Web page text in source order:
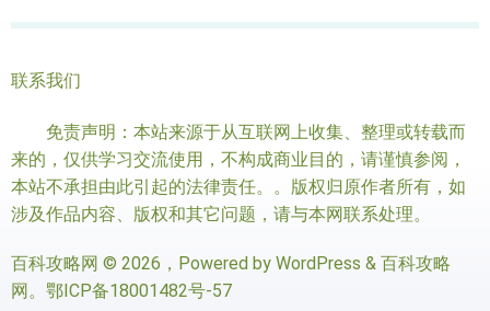
联系我们
免责声明：本站来源于从互联网上收集、整理或转载而
来的，仅供学习交流使用，不构成商业目的，请谨慎参阅，
本站不承担由此引起的法律责任。。版权归原作者所有，如
涉及作品内容、版权和其它问题，请与本网联系处理。
百科攻略网 © 2026，Powered by WordPress & 百科攻略
网。 鄂ICP备18001482号-57